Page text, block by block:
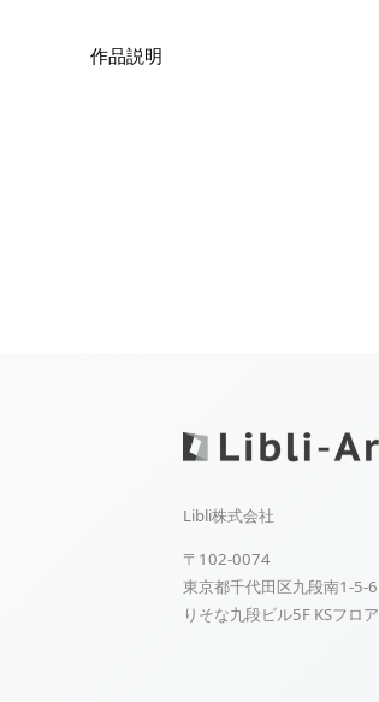
作品説明
Libli株式会社
〒102-0074
東京都千代田区九段南1-5-6
りそな九段ビル5F KSフロア